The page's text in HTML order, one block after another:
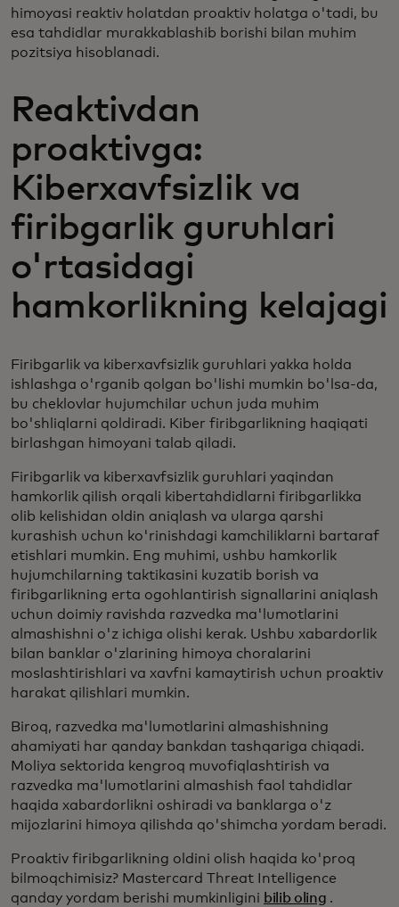
himoyasi reaktiv holatdan proaktiv holatga o'tadi, bu
esa tahdidlar murakkablashib borishi bilan muhim
pozitsiya hisoblanadi.
Reaktivdan
proaktivga:
Kiberxavfsizlik va
firibgarlik guruhlari
o'rtasidagi
hamkorlikning kelajagi
Firibgarlik va kiberxavfsizlik guruhlari yakka holda
ishlashga o'rganib qolgan bo'lishi mumkin bo'lsa-da,
bu cheklovlar hujumchilar uchun juda muhim
bo'shliqlarni qoldiradi. Kiber firibgarlikning haqiqati
birlashgan himoyani talab qiladi.
Firibgarlik va kiberxavfsizlik guruhlari yaqindan
hamkorlik qilish orqali kibertahdidlarni firibgarlikka
olib kelishidan oldin aniqlash va ularga qarshi
kurashish uchun ko'rinishdagi kamchiliklarni bartaraf
etishlari mumkin. Eng muhimi, ushbu hamkorlik
hujumchilarning taktikasini kuzatib borish va
firibgarlikning erta ogohlantirish signallarini aniqlash
uchun doimiy ravishda razvedka ma'lumotlarini
almashishni o'z ichiga olishi kerak. Ushbu xabardorlik
bilan banklar o'zlarining himoya choralarini
moslashtirishlari va xavfni kamaytirish uchun proaktiv
harakat qilishlari mumkin.
Biroq, razvedka ma'lumotlarini almashishning
ahamiyati har qanday bankdan tashqariga chiqadi.
Moliya sektorida kengroq muvofiqlashtirish va
razvedka ma'lumotlarini almashish faol tahdidlar
haqida xabardorlikni oshiradi va banklarga o'z
mijozlarini himoya qilishda qo'shimcha yordam beradi.
Proaktiv firibgarlikning oldini olish haqida ko'proq
bilmoqchimisiz? Mastercard Threat Intelligence
qanday yordam berishi mumkinligini bilib oling .